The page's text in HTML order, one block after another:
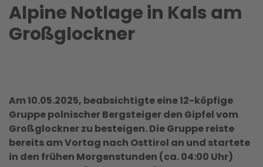
Alpine Notlage in Kals am
Großglockner
Am 10.05.2025, beabsichtigte eine 12-köpfige
Gruppe polnischer Bergsteiger den Gipfel vom
Großglockner zu besteigen. Die Gruppe reiste
bereits am Vortag nach Osttirol an und startete
in den frühen Morgenstunden (ca. 04:00 Uhr)